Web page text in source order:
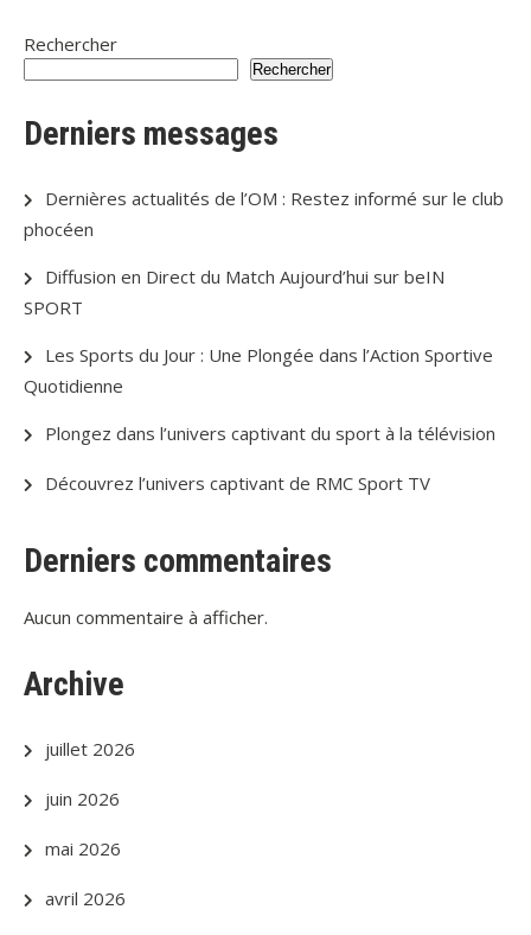
Rechercher
Rechercher
Derniers messages
Dernières actualités de l’OM : Restez informé sur le club
phocéen
Diffusion en Direct du Match Aujourd’hui sur beIN
SPORT
Les Sports du Jour : Une Plongée dans l’Action Sportive
Quotidienne
Plongez dans l’univers captivant du sport à la télévision
Découvrez l’univers captivant de RMC Sport TV
Derniers commentaires
Aucun commentaire à afficher.
Archive
juillet 2026
juin 2026
mai 2026
avril 2026